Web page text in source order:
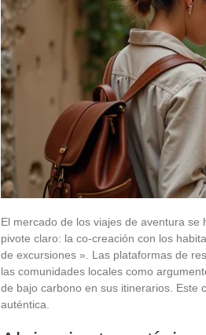
El mercado de los viajes de aventura
pivote claro: la co-creación con los
de excursiones ». Las plataformas de
las comunidades locales como
de bajo carbono en sus itinerarios. Este
auténtica.